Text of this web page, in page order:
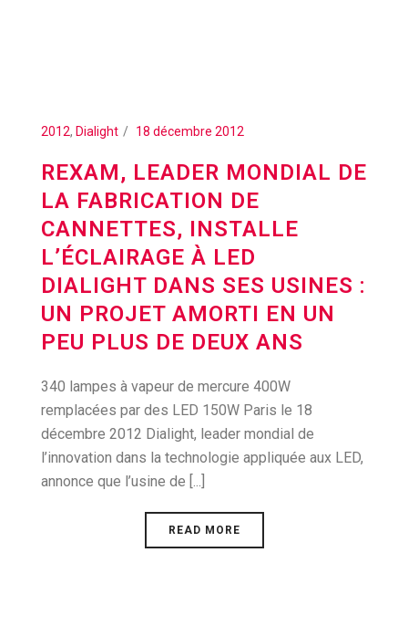
2012, Dialight 18 décembre 2012
REXAM, LEADER MONDIAL DE
LA FABRICATION DE
CANNETTES, INSTALLE
L’ÉCLAIRAGE À LED
DIALIGHT DANS SES USINES :
UN PROJET AMORTI EN UN
PEU PLUS DE DEUX ANS
340 lampes à vapeur de mercure 400W
remplacées par des LED 150W Paris le 18
décembre 2012 Dialight, leader mondial de
l’innovation dans la technologie appliquée aux LED,
annonce que l’usine de [...]
READ MORE